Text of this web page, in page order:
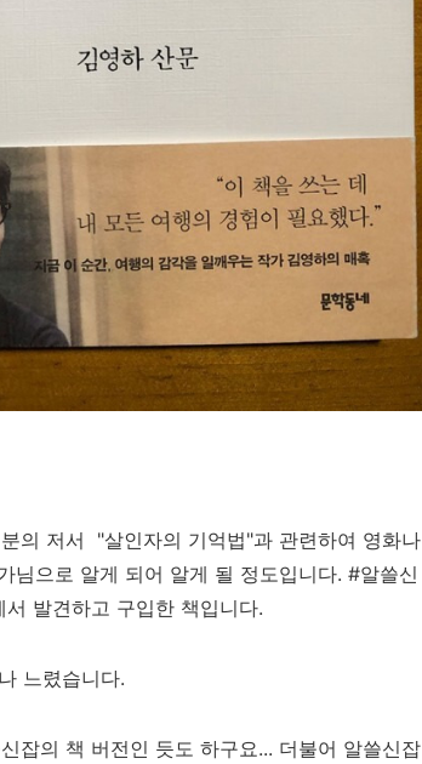
의 저서 "살인자의 기억법"과 관련하여 영화나
님으로 알게 되어 알게 될 정도입니다. #알쓸신
서 발견하고 구입한 책입니다.
느렸습니다.
잡의 책 버전인 듯도 하구요... 더불어 알쓸신잡